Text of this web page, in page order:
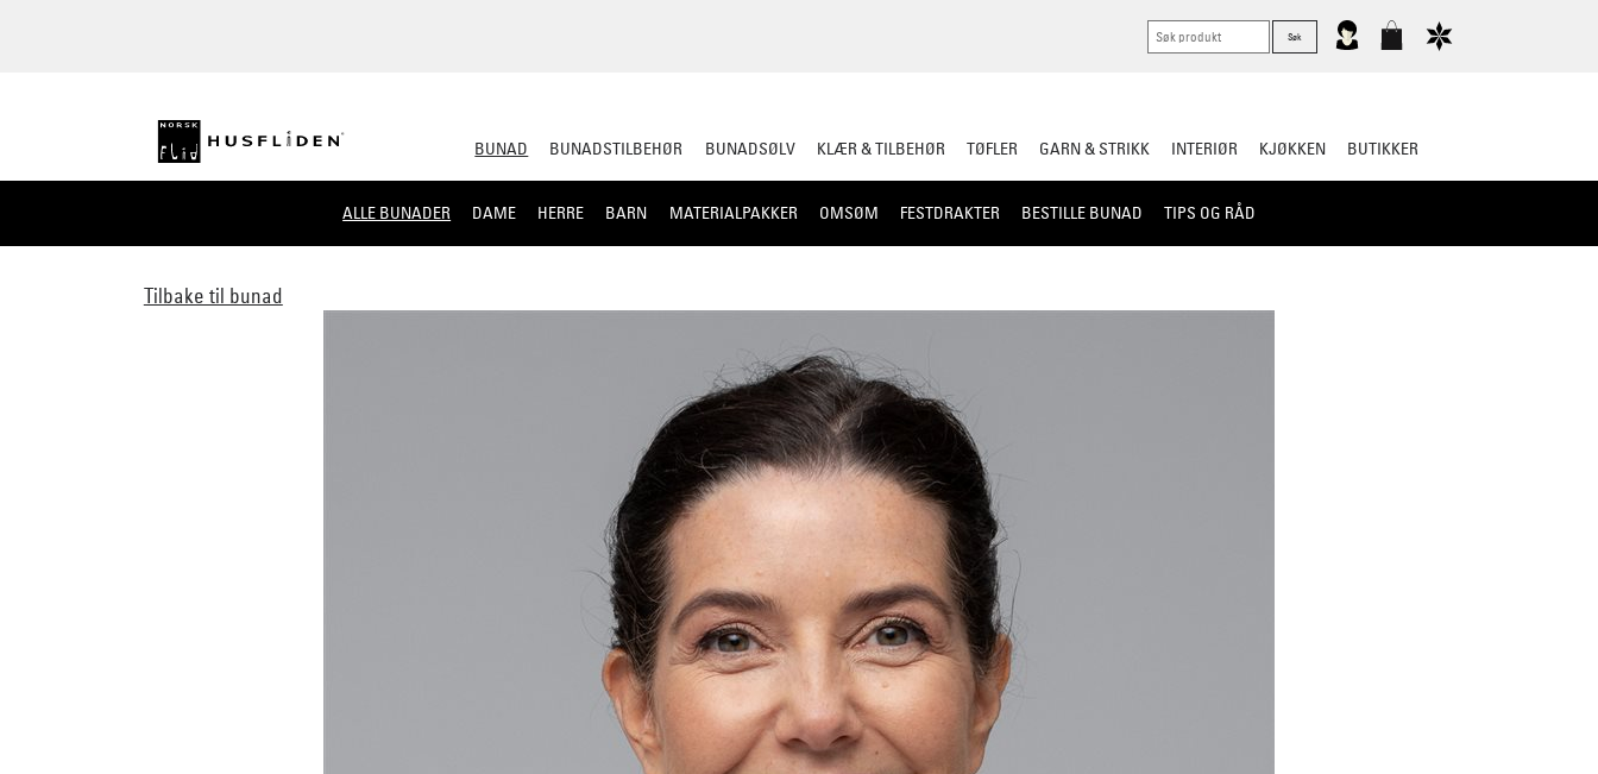
BUNAD
ALLE BUNADER DAME HERRE BARN MATERIALPAKKER OMSØM FESTDRAKTER BESTILLE BUNAD TIPS OG RÅD
BUNADSTILBEHØR BUNADSØLV KLÆR & TILBEHØR TØFLER GARN & STRIKK INTERIØR KJØKKEN BUTIKKER
Tilbake til bunad